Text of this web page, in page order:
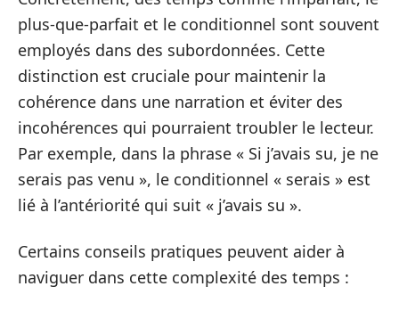
plus-que-parfait et le conditionnel sont souvent
employés dans des subordonnées. Cette
distinction est cruciale pour maintenir la
cohérence dans une narration et éviter des
incohérences qui pourraient troubler le lecteur.
Par exemple, dans la phrase « Si j’avais su, je ne
serais pas venu », le conditionnel « serais » est
lié à l’antériorité qui suit « j’avais su ».
Certains conseils pratiques peuvent aider à
naviguer dans cette complexité des temps :